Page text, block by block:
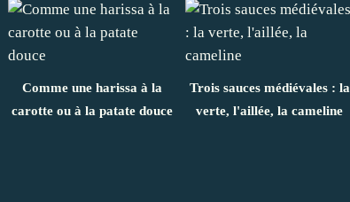
Comme une harissa à la
carotte ou à la patate douce
Trois sauces médiévales : la
verte, l'aillée, la cameline